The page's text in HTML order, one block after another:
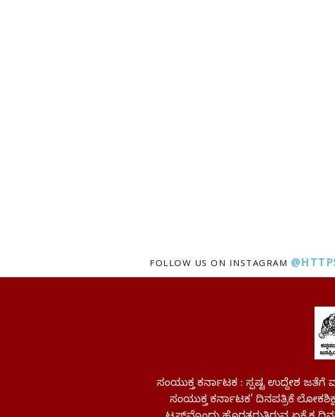
FOLLOW US ON INSTAGRAM
ಸಂಯುಕ್ತ ಕರ್ನಾಟಕ : ಸ್ಪಷ್ಟ ಉದ್ದೇಶ
ಸಂಯುಕ್ತ ಕರ್ನಾಟಕ' ದಿನಪತ್ರಿಕೆ